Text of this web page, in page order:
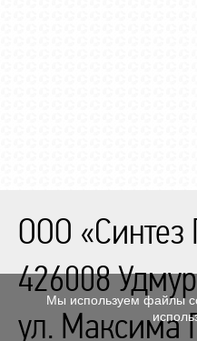
ООО «Синтез
426008
ул. Максима
Мы используем файлы